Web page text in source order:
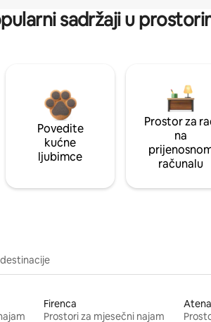
sadržaji u
Povedite
kućne
ljubimce
Prostor za
na
računalu
Firenca
Prostori za mjesečni najam
Atena